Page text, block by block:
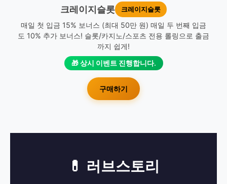
크레이지슬롯 크레이지슬롯
매일 첫 입금 15% 보너스 (최대 50만 원) 매일 두 번째 입금
도 10% 추가 보너스! 슬롯/카지노/스포츠 전용 롤링으로 출금
까지 쉽게!
🎁 상시 이벤트 진행합니다.
구매하기
💊 러브스토리